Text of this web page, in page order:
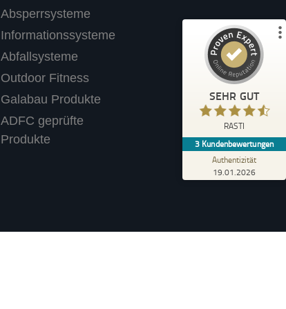
Absperrsysteme
Informationssysteme
Abfallsysteme
Outdoor Fitness
Galabau Produkte
ADFC geprüfte
Produkte
SEHR GUT
RASTI
3 Kundenbewertungen
Authentizität
19.01.2026
Bewertungen auf ProvenExpert.com
Erfahren Sie mehr über dieses Bewertungssiegel
Anonym
Supermarkt einen Fahrradständer mit
Werbetafel gekauft.